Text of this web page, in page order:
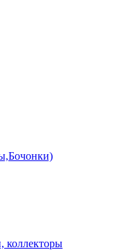
коллекторы